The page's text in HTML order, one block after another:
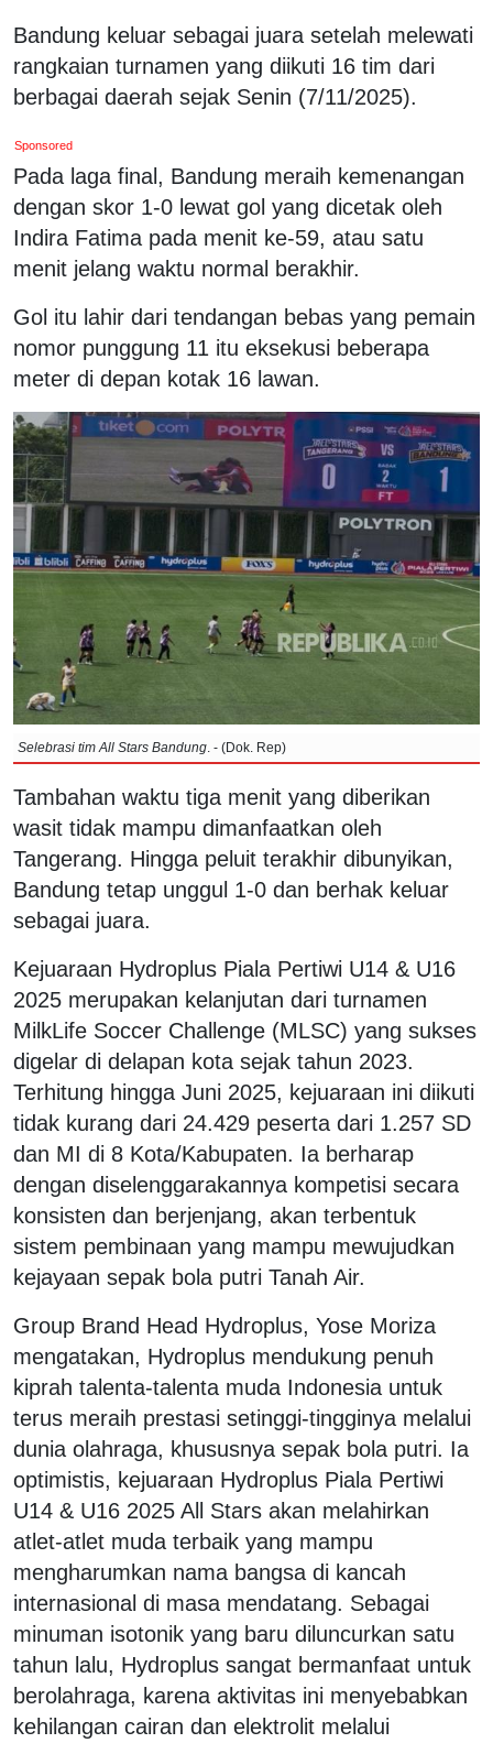
Bandung keluar sebagai juara setelah melewati
rangkaian turnamen yang diikuti 16 tim dari
berbagai daerah sejak Senin (7/11/2025).
Sponsored
Pada laga final, Bandung meraih kemenangan
dengan skor 1-0 lewat gol yang dicetak oleh
Indira Fatima pada menit ke-59, atau satu
menit jelang waktu normal berakhir.
Gol itu lahir dari tendangan bebas yang pemain
nomor punggung 11 itu eksekusi beberapa
meter di depan kotak 16 lawan.
Selebrasi tim All Stars Bandung. - (Dok. Rep)
Tambahan waktu tiga menit yang diberikan
wasit tidak mampu dimanfaatkan oleh
Tangerang. Hingga peluit terakhir dibunyikan,
Bandung tetap unggul 1-0 dan berhak keluar
sebagai juara.
Kejuaraan Hydroplus Piala Pertiwi U14 & U16
2025 merupakan kelanjutan dari turnamen
MilkLife Soccer Challenge (MLSC) yang sukses
digelar di delapan kota sejak tahun 2023.
Terhitung hingga Juni 2025, kejuaraan ini diikuti
tidak kurang dari 24.429 peserta dari 1.257 SD
dan MI di 8 Kota/Kabupaten. Ia berharap
dengan diselenggarakannya kompetisi secara
konsisten dan berjenjang, akan terbentuk
sistem pembinaan yang mampu mewujudkan
kejayaan sepak bola putri Tanah Air.
Group Brand Head Hydroplus, Yose Moriza
mengatakan, Hydroplus mendukung penuh
kiprah talenta-talenta muda Indonesia untuk
terus meraih prestasi setinggi-tingginya melalui
dunia olahraga, khususnya sepak bola putri. Ia
optimistis, kejuaraan Hydroplus Piala Pertiwi
U14 & U16 2025 All Stars akan melahirkan
atlet-atlet muda terbaik yang mampu
mengharumkan nama bangsa di kancah
internasional di masa mendatang. Sebagai
minuman isotonik yang baru diluncurkan satu
tahun lalu, Hydroplus sangat bermanfaat untuk
berolahraga, karena aktivitas ini menyebabkan
kehilangan cairan dan elektrolit melalui